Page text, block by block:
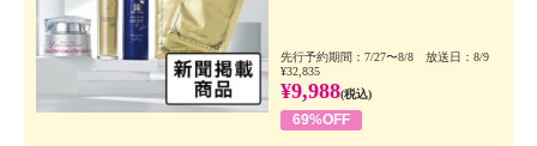
先行予約期間：7/27〜8/8 放送日：8/9
¥32,835
¥9,988(税込)
69%OFF